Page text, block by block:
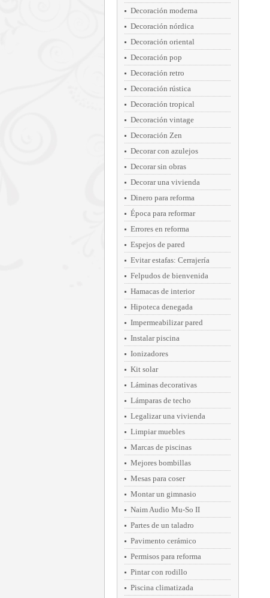
Decoración moderna
Decoración nórdica
Decoración oriental
Decoración pop
Decoración retro
Decoración rústica
Decoración tropical
Decoración vintage
Decoración Zen
Decorar con azulejos
Decorar sin obras
Decorar una vivienda
Dinero para reforma
Época para reformar
Errores en reforma
Espejos de pared
Evitar estafas: Cerrajería
Felpudos de bienvenida
Hamacas de interior
Hipoteca denegada
Impermeabilizar pared
Instalar piscina
Ionizadores
Kit solar
Láminas decorativas
Lámparas de techo
Legalizar una vivienda
Limpiar muebles
Marcas de piscinas
Mejores bombillas
Mesas para coser
Montar un gimnasio
Naim Audio Mu-So II
Partes de un taladro
Pavimento cerámico
Permisos para reforma
Pintar con rodillo
Piscina climatizada